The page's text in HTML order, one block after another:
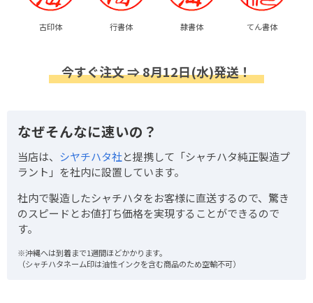
古印体 行書体 隷書体 てん書体
今すぐ注文 ⇒ 8月12日(水)発送！
なぜそんなに速いの？
当店は、 シヤチハタ社と提携して「シャチハタ純正製造プ
ラント」を社内に設置しています。
社内で製造したシャチハタをお客様に直送するので、驚き
のスピードとお値打ち価格を実現することができるので
す。
※沖縄へは到着まで1週間ほどかかります。
（シャチハタネーム印は油性インクを含む商品のため空輸不可）